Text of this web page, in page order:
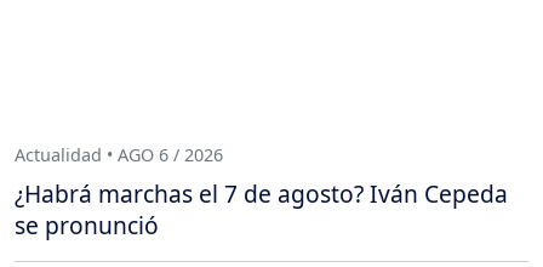
Actualidad • AGO 6 / 2026
¿Habrá marchas el 7 de agosto? Iván Cepeda
se pronunció